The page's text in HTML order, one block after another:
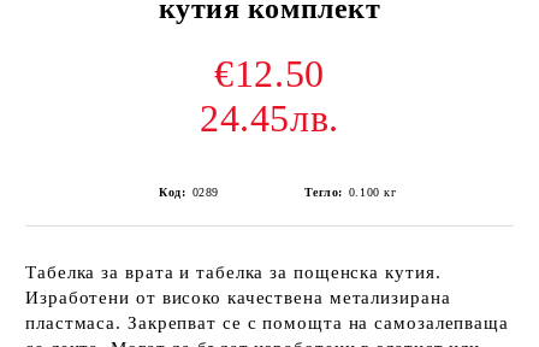
кутия комплект
€12.50
24.45лв.
Код: 0289 Тегло: 0.100 кг
Табелка за врата и табелка за пощенска кутия.
Изработени от високо качествена метализирана
пластмаса. Закрепват се с помощта на самозалепваща